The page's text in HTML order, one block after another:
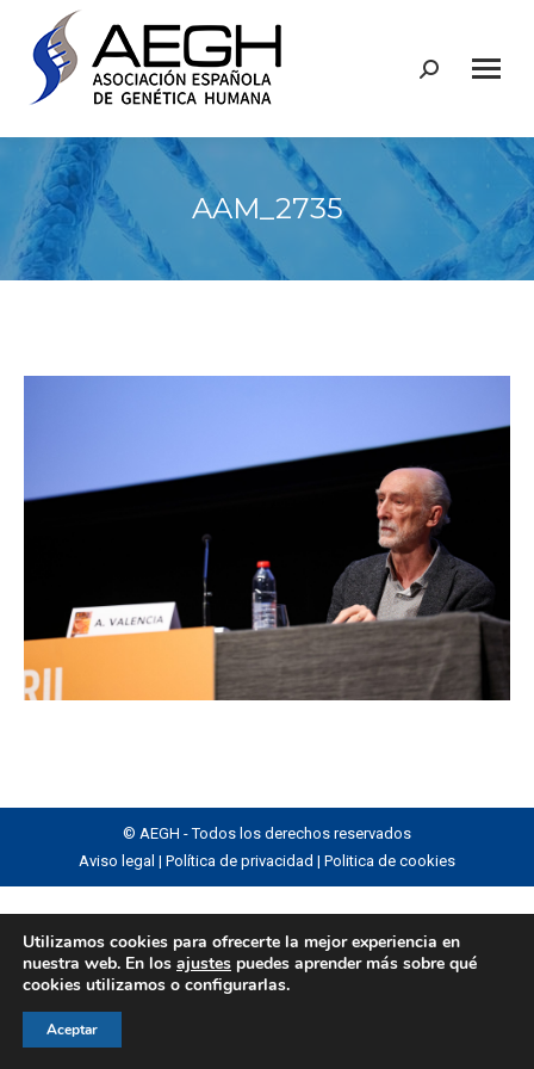
Buscar:
AAM_2735
© AEGH - Todos los derechos reservados
Aviso legal | Política de privacidad | Politica de cookies
Utilizamos cookies para ofrecerte la mejor experiencia en
nuestra web. En los ajustes puedes aprender más sobre qué
cookies utilizamos o configurarlas.
Aceptar